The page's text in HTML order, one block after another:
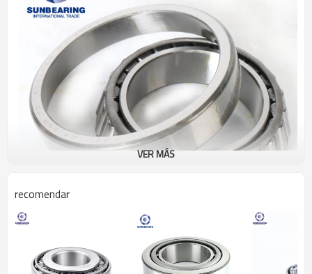
Rodamiento de rodillos cónicos 3
Especificación
Unidades de diseño Métrico
VER MÁS
recomendar